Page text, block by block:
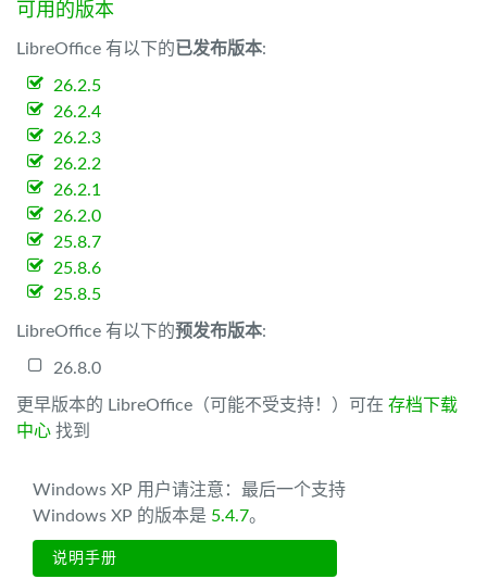
可用的版本
LibreOffice 有以下的已发布版本:
26.2.5
26.2.4
26.2.3
26.2.2
26.2.1
26.2.0
25.8.7
25.8.6
25.8.5
LibreOffice 有以下的预发布版本:
26.8.0
更早版本的 LibreOffice（可能不受支持！）可在 存档下载
中心 找到
Windows XP 用户请注意：最后一个支持
Windows XP 的版本是 5.4.7。
说明手册